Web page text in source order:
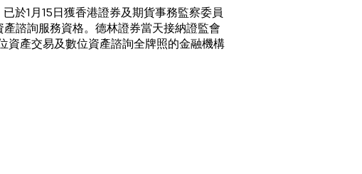
於1月15日獲香港證券及期貨事務監察委員
諮詢服務資格。德林證券當天接納證監會
資產交易及數位資產諮詢全牌照的金融機構